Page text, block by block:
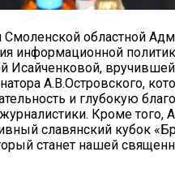
областной
информационной
Исайченковой,
А.В.Островского,
и глубокую
Кроме того,
славянский кубок
станет нашей